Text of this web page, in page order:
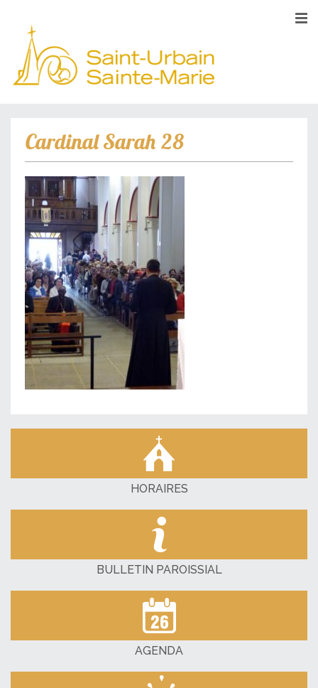
Cardinal Sarah 28
HORAIRES
BULLETIN PAROISSIAL
AGENDA